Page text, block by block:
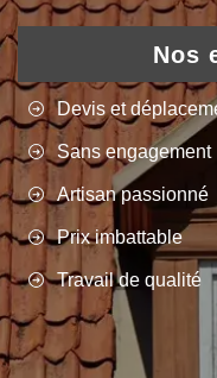
Nos
Devis et
Sans engagement
Artisan passionné
Prix imbattable
Travail de qualité